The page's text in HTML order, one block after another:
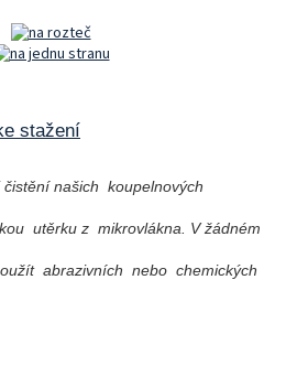
stažení
našich koupelnových
utěrku z mikrovlákna. V žádném
abrazivních nebo chemických